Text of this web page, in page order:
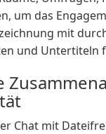
um das
mit
und Untertiteln
Chat mit